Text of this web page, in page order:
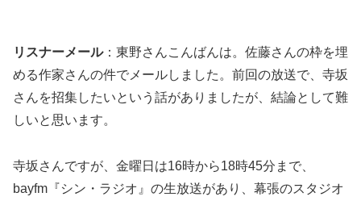
リスナーメール：東野さんこんばんは。佐藤さんの枠を埋
める作家さんの件でメールしました。前回の放送で、寺坂
さんを招集したいという話がありましたが、結論として難
しいと思います。
寺坂さんですが、金曜日は16時から18時45分まで、
bayfm『シン・ラジオ』の生放送があり、幕張のスタジオ